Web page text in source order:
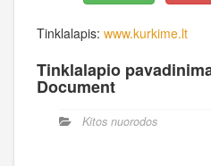
Tinklalapis: www.kurkime.lt
Tinklalapio
Document
Kitos nuorodos